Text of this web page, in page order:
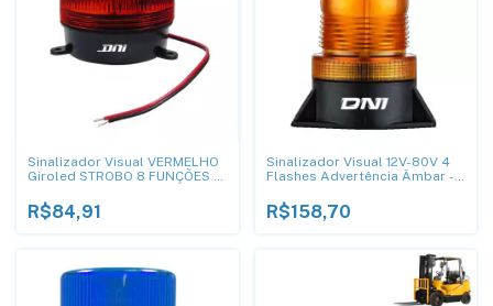
Sinalizador Visual VERMELHO
Giroled STROBO 8 FUNÇÕES -
R$84,91
Sinalizador Visual 12V-80V 4
Flashes Advertência Âmbar -
R$158,70